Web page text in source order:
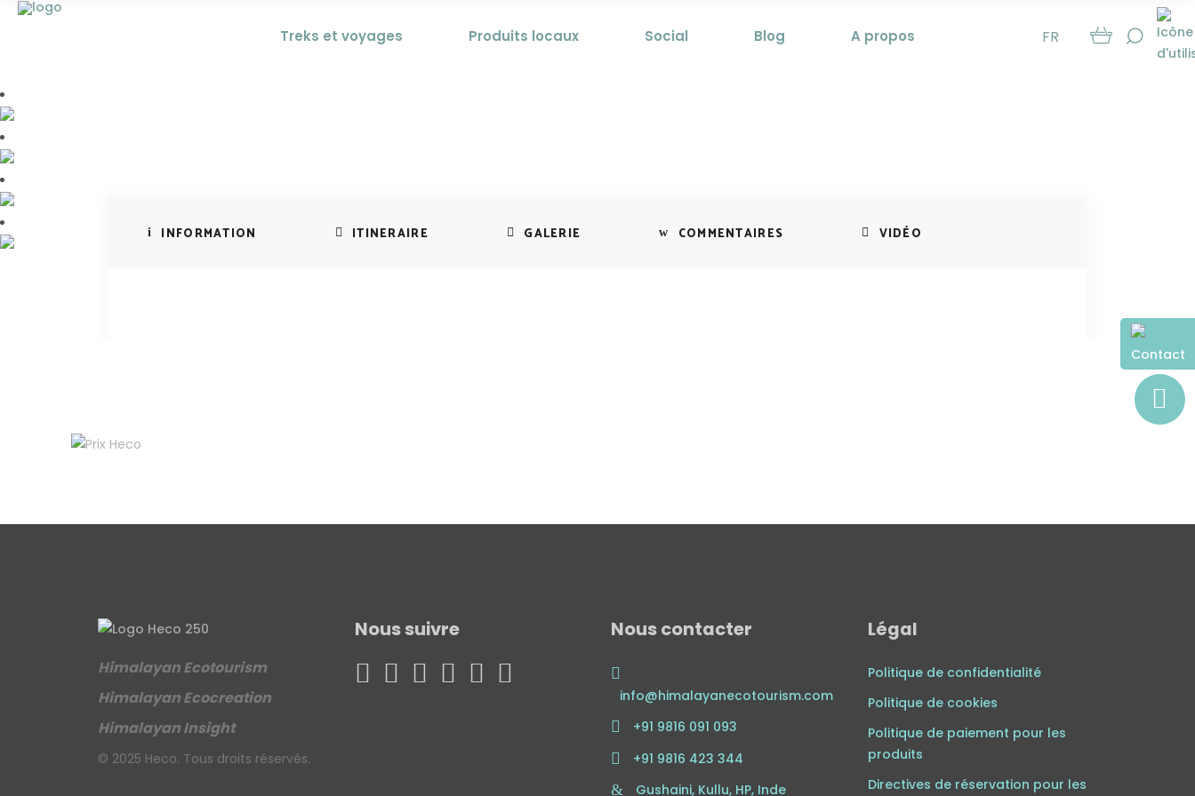
Treks et voyages Produits locaux Social Blog A propos FR
Atteindre Wanla à la fin du premier jour
Zanskar
INFORMATION ITINERAIRE GALERIE COMMENTAIRES VIDÉO
Himalayan Ecotourism
Himalayan Ecocreation
Himalayan Insight
© 2025 Heco. Tous droits réservés.
Nous suivre Nous contacter
info@himalayanecotourism.com
+91 9816 091 093
+91 9816 423 344
Gushaini, Kullu, HP, Inde
Légal
Politique de confidentialité
Politique de cookies
Politique de paiement pour les
produits
Directives de réservation pour les
Contact